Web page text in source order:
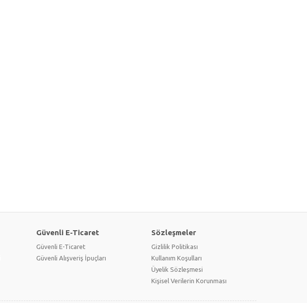
Güvenli E-Ticaret
Güvenli E-Ticaret
Güvenli Alışveriş İpuçları
Sözleşmeler
Gizlilik Politikası
Kullanım Koşulları
Üyelik Sözleşmesi
Kişisel Verilerin Korunması